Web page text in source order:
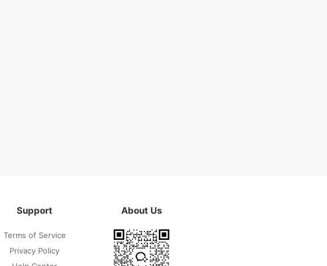
Support
Terms of Service
Privacy Policy
About Us